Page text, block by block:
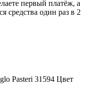
первый платёж, а
средства один раз в 2
Pasteri 31594 Цвет